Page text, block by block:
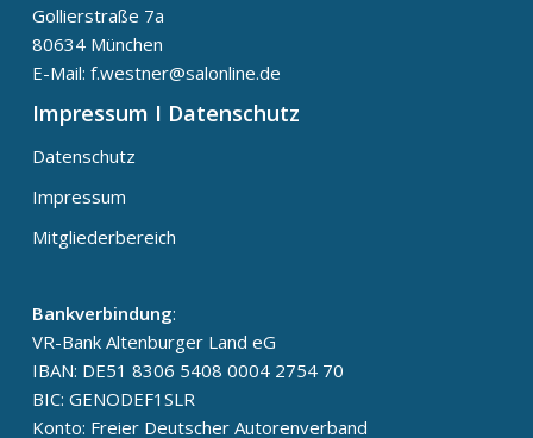
Gollierstraße 7a
80634 München
E-Mail: f.westner@salonline.de
Impressum I Datenschutz
Datenschutz
Impressum
Mitgliederbereich
Bankverbindung:
VR-Bank Altenburger Land eG
IBAN: DE51 8306 5408 0004 2754 70
BIC: GENODEF1SLR
Konto: Freier Deutscher Autorenverband